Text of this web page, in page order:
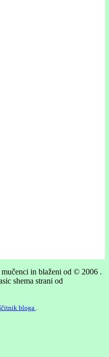
in blaženi od © 2006 .
shema strani od
bloga .